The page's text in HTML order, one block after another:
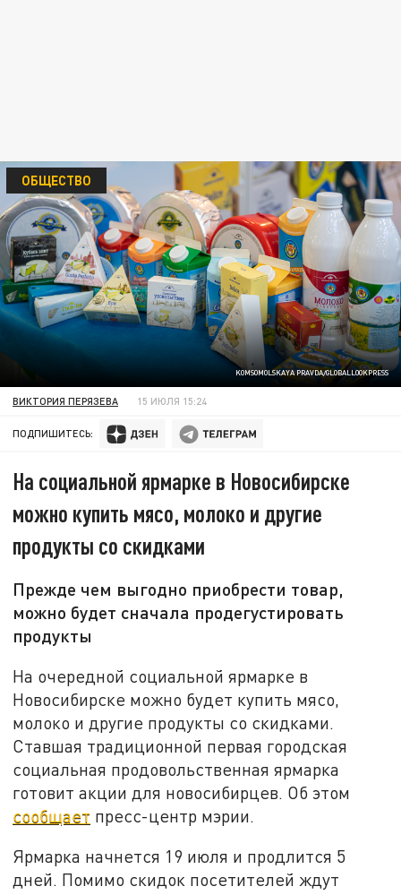
KOMSOMOLSKAYA PRAVDA/GLOBALLOOKPRESS
ОБЩЕСТВО
ВИКТОРИЯ ПЕРЯЗЕВА 15 ИЮЛЯ 15:24
ПОДПИШИТЕСЬ:
На социальной ярмарке в Новосибирске
можно купить мясо, молоко и другие
продукты со скидками
Прежде чем выгодно приобрести товар,
можно будет сначала продегустировать
продукты
На очередной социальной ярмарке в
Новосибирске можно будет купить мясо,
молоко и другие продукты со скидками.
Ставшая традиционной первая городская
социальная продовольственная ярмарка
готовит акции для новосибирцев. Об этом
сообщает пресс-центр мэрии.
Ярмарка начнется 19 июля и продлится 5
дней. Помимо скидок посетителей ждут